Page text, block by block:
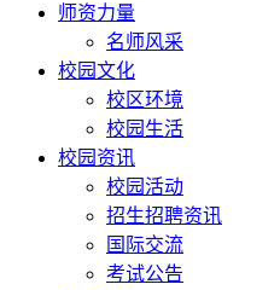
师资力量
名师风采
校园文化
校区环境
校园生活
校园资讯
校园活动
招生招聘资讯
国际交流
考试公告